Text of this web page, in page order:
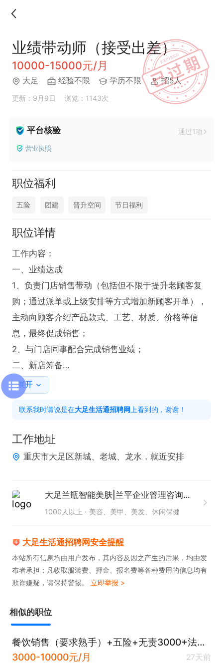
业绩带动师（接受出差）
10000-15000元/月
大足 经验不限 学历不限 招5人
更新：9月9日 浏览：1143次
平台核验 通过1项
营业执照
职位福利
五险 团建 晋升空间 节日福利
职位详情
工作内容：
一、业绩达成
1、负责门店销售带动（包括但不限于提升老顾客复
购；通过派单或上级安排等方式增加新顾客开单），
主动向顾客介绍产品款式、工艺、材质、价格等信
息，最终促成销售；
2、与门店同事配合完成销售业绩；
二、新店筹备
1、新店按照公司标准进行美容设备安装、调试；
2、新店货品陈列；
3、新店开业活动执行；
三、自我管理
1、按照公司制度考勤，不迟到早退旷工。遵守公司相
2、定期参加公司及店铺的会议及培训，不断提升自
己；
4、完成上级安排的其他工作。
岗位要求：
1、2年以上同行业带动门店销售经验,；熟悉培训讲授
及培训工作指导；
3、思维清晰,表达沟通能力强,执行力佳；
4、富有责任心与正义感,能承受一定的工作压力；
展开
联系我时请说是在大足生活通招聘网 上看到的，谢谢！
工作地址
重庆市大足区新城、老城、龙水，就近安排
大足兰瓶智能美肤|兰平企业管理咨询重庆有限公司
1000人以上 美容、美甲、美发、休闲保健
大足生活通招聘网安全提醒
本站所有信息均由用户发布，其内容及因之产生的后果，均由发
布者承担；凡收取服装费、押金、报名费等各种费用的信息均有
欺诈嫌疑，请保持警惕。 立即举报 >
相似的职位
餐饮销售（要求熟手）+五险+无责3000+法定节假日
3000-10000元/月
27天前